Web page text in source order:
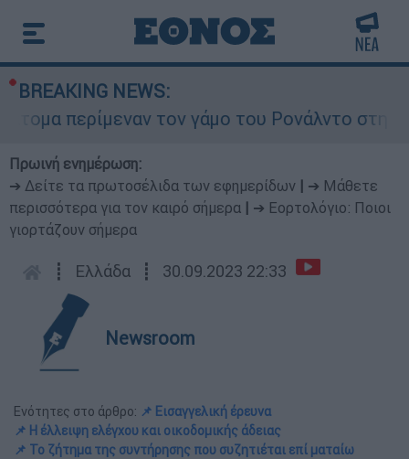
BREAKING NEWS:
τον γάμο του Ρονάλντο στη Μαδέρα
Πρωινή ενημέρωση:
➔ Δείτε τα πρωτοσέλιδα των εφημερίδων
➔ Μάθετε
περισσότερα για τον καιρό σήμερα
➔ Εορτολόγιο: Ποιοι
γιορτάζουν σήμερα
┋ Ελλάδα ┋ 30.09.2023 22:33
Newsroom
Ενότητες στο άρθρο: 📌 Εισαγγελική έρευνα
📌 Η έλλειψη ελέγχου και οικοδομικής άδειας
📌 Το ζήτημα της συντήρησης που συζητιέται επί ματαίω